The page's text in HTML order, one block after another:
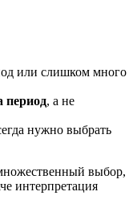
или слишком много
период, а не
нужно выбрать
выбор,
интерпретация